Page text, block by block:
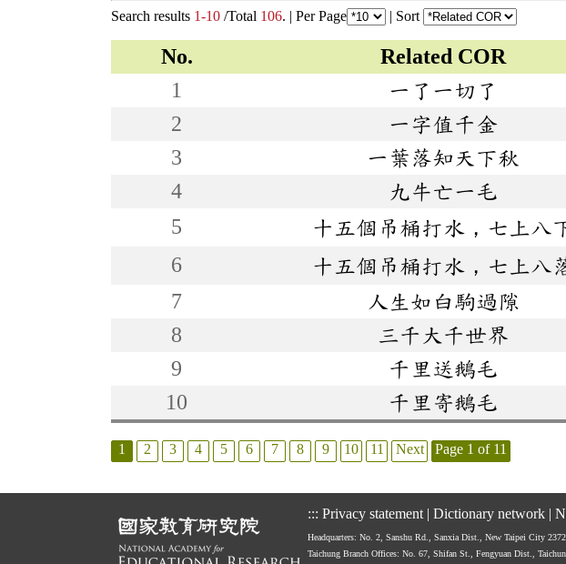
Search results 1-10 /Total 106. | Per Page | Sort
No. Related COR
1
一了一切了
2
一字值千金
3
一葉落知天下秋
4
九牛亡一毛
5
十五個吊桶打水，七上八
6
十五個吊桶打水，七上八
7
人生如白駒過隙
8
三千大千世界
9
千里送鵝毛
10
千里寄鵝毛
1 2 3 4 5 6 7 8 9 10 11 Next Page 1 of 11
::: Privacy statement | Dictionary network |
Headquarters: No. 2, Sanshu Rd., Sanxia Dist., New Taipei City
Taichung Branch Offices: No. 67, Shifan St., Fengyuan Dist.,